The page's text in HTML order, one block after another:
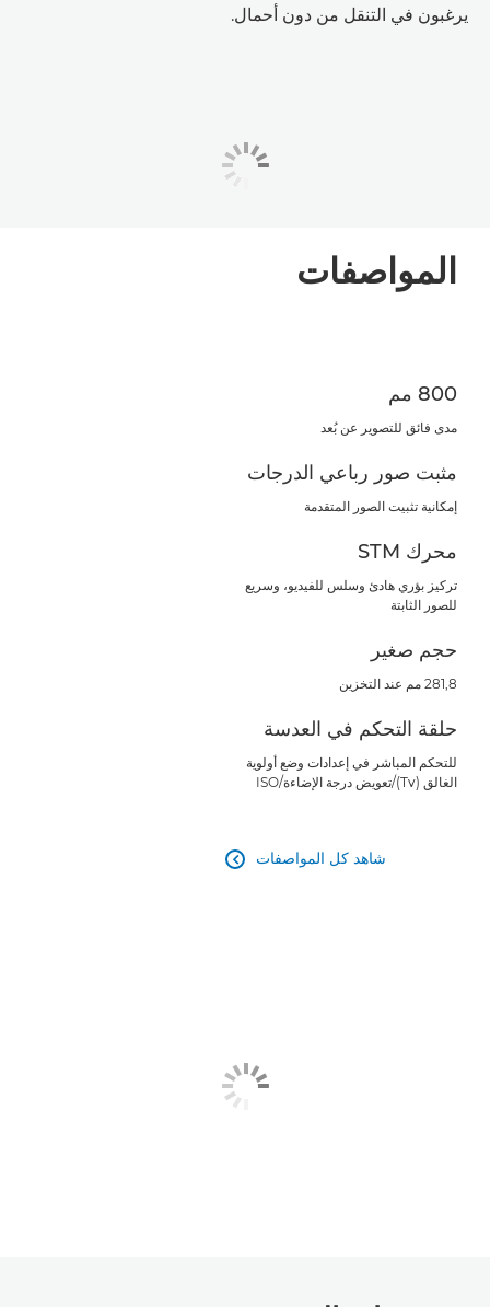
يرغبون في التنقل من دون أحمال.
المواصفات
800 مم
مدى فائق للتصوير عن بُعد
مثبت صور رباعي الدرجات
إمكانية تثبيت الصور المتقدمة
محرك STM
تركيز بؤري هادئ وسلس للفيديو، وسريع
للصور الثابتة
حجم صغير
281,8 مم عند التخزين
حلقة التحكم في العدسة
للتحكم المباشر في إعدادات وضع أولوية
الغالق (Tv)/تعويض درجة الإضاءة/ISO
شاهد كل المواصفات 